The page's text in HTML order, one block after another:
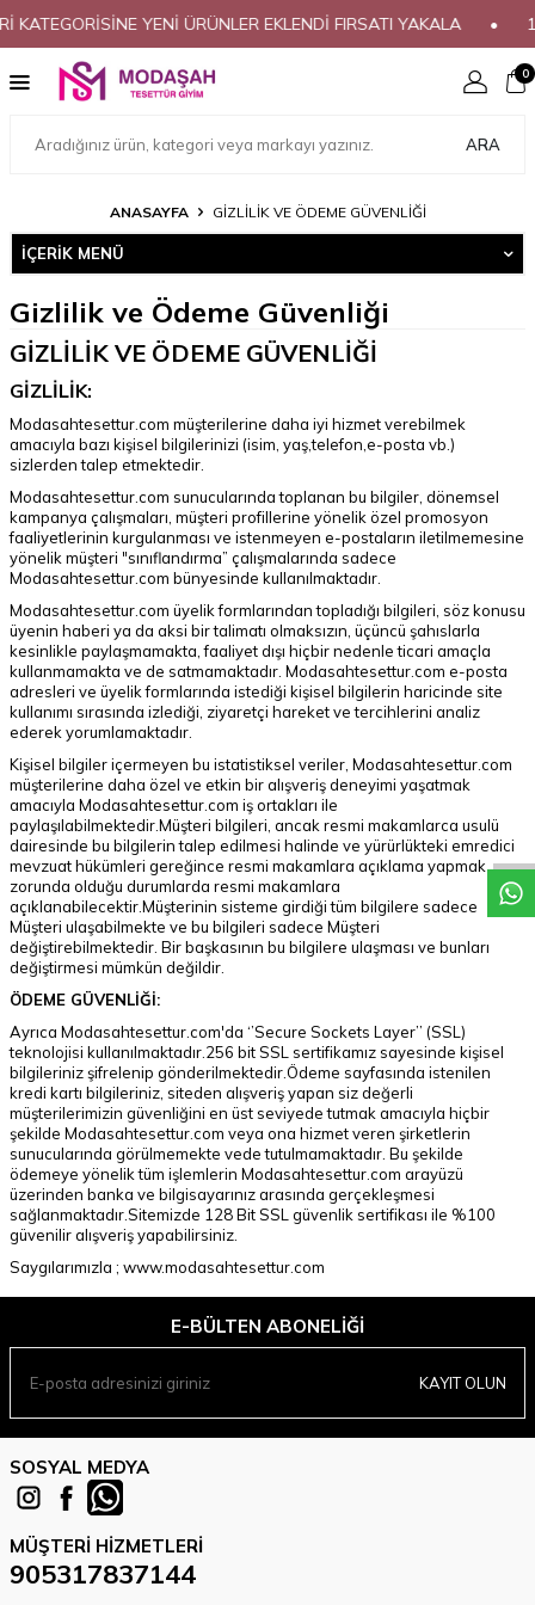
YENİ ÜRÜNLER EKLENDİ FIRSATI YAKALA
W
h
a
t
a
p
p
D
e
s
t
e
H
a
t
t
ARA
0
ANASAYFA GIZLILIK VE ÖDEME GÜVENLIĞI
İÇERIK MENÜ
Gizlilik ve Ödeme Güvenliği
GİZLİLİK VE ÖDEME GÜVENLİĞİ
GİZLİLİK:
Modasahtesettur.com müşterilerine daha iyi hizmet verebilmek
amacıyla bazı kişisel bilgilerinizi (isim, yaş,telefon,e-posta vb.)
sizlerden talep etmektedir.
Modasahtesettur.com sunucularında toplanan bu bilgiler, dönemsel
kampanya çalışmaları, müşteri profillerine yönelik özel promosyon
faaliyetlerinin kurgulanması ve istenmeyen e-postaların iletilmemesine
yönelik müşteri "sınıflandırma” çalışmalarında sadece
Modasahtesettur.com bünyesinde kullanılmaktadır.
Modasahtesettur.com üyelik formlarından topladığı bilgileri, söz konusu
üyenin haberi ya da aksi bir talimatı olmaksızın, üçüncü şahıslarla
kesinlikle paylaşmamakta, faaliyet dışı hiçbir nedenle ticari amaçla
kullanmamakta ve de satmamaktadır. Modasahtesettur.com e-posta
adresleri ve üyelik formlarında istediği kişisel bilgilerin haricinde site
kullanımı sırasında izlediği, ziyaretçi hareket ve tercihlerini analiz
ederek yorumlamaktadır.
Kişisel bilgiler içermeyen bu istatistiksel veriler, Modasahtesettur.com
müşterilerine daha özel ve etkin bir alışveriş deneyimi yaşatmak
amacıyla Modasahtesettur.com iş ortakları ile
paylaşılabilmektedir.Müşteri bilgileri, ancak resmi makamlarca usulü
dairesinde bu bilgilerin talep edilmesi halinde ve yürürlükteki emredici
mevzuat hükümleri gereğince resmi makamlara açıklama yapmak
zorunda olduğu durumlarda resmi makamlara
açıklanabilecektir.Müşterinin sisteme girdiği tüm bilgilere sadece
Müşteri ulaşabilmekte ve bu bilgileri sadece Müşteri
değiştirebilmektedir. Bir başkasının bu bilgilere ulaşması ve bunları
değiştirmesi mümkün değildir.
ÖDEME GÜVENLİĞİ:
Ayrıca Modasahtesettur.com'da ‘’Secure Sockets Layer’’ (SSL)
teknolojisi kullanılmaktadır.256 bit SSL sertifikamız sayesinde kişisel
bilgileriniz şifrelenip gönderilmektedir.Ödeme sayfasında istenilen
kredi kartı bilgileriniz, siteden alışveriş yapan siz değerli
müşterilerimizin güvenliğini en üst seviyede tutmak amacıyla hiçbir
şekilde Modasahtesettur.com veya ona hizmet veren şirketlerin
sunucularında görülmemekte vede tutulmamaktadır. Bu şekilde
ödemeye yönelik tüm işlemlerin Modasahtesettur.com arayüzü
üzerinden banka ve bilgisayarınız arasında gerçekleşmesi
sağlanmaktadır.Sitemizde 128 Bit SSL güvenlik sertifikası ile %100
güvenilir alışveriş yapabilirsiniz.
Saygılarımızla ; www.modasahtesettur.com
E-BÜLTEN ABONELIĞI
KAYIT OLUN
SOSYAL MEDYA
MÜŞTERI HIZMETLERI
905317837144